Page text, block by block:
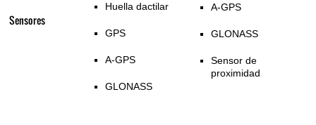
Sensores
Huella dactilar
GPS
A-GPS
GLONASS
A-GPS
GLONASS
Sensor de
proximidad